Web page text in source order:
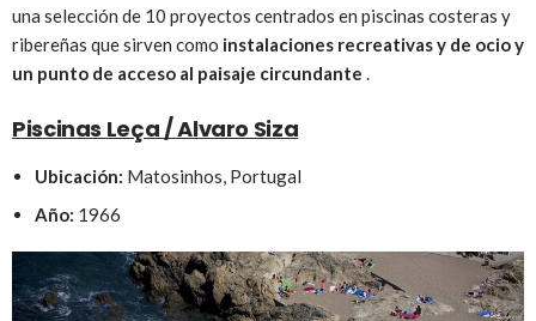
una selección de 10 proyectos centrados en piscinas costeras y
ribereñas que sirven como instalaciones recreativas y de ocio y
un punto de acceso al paisaje circundante .
Piscinas Leça / Alvaro Siza
Ubicación: Matosinhos, Portugal
Año: 1966